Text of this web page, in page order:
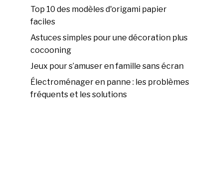
Top 10 des modèles d'origami papier
faciles
Astuces simples pour une décoration plus
cocooning
Jeux pour s’amuser en famille sans écran
Électroménager en panne : les problèmes
fréquents et les solutions